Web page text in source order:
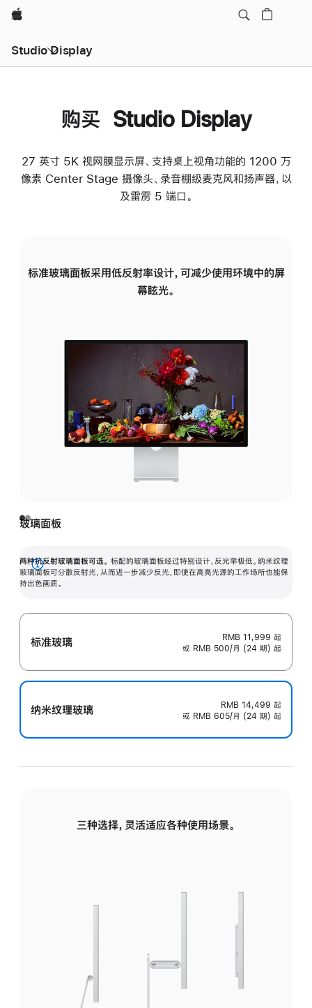
Apple
Studio Display
购买 Studio Display
27 英寸 5K 视网膜显示屏、支持桌上视角功能的 1200 万
像素 Center Stage 摄像头、录音棚级麦克风和扬声器，以
及雷雳 5 端口。
标准玻璃面板采用低反射率设计，可减少使用环境中的屏
幕眩光。
玻璃面板
两种抗反射玻璃面板可选。 标配的玻璃面板经过特别设计，反光率极低。纳米纹理
玻璃面板可分散反射光，从而进一步减少反光，即使在高亮光源的工作场所也能保
持出色画质。
展
开
标准玻璃 RMB 11,999 起
或 RMB 500/月 (24 期) 起
纳米纹理玻璃 RMB 14,499 起
或 RMB 605/月 (24 期) 起
三种选择，灵活适应各种使用场景。